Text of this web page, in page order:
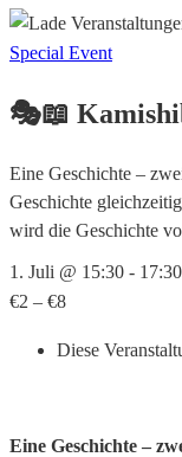
Special Event
🎭📖
Eine Geschichte –
Geschichte
wird die Geschichte
1. Juli @ 15:30 - 17:30
€2 – €8
Diese
Eine Geschichte –